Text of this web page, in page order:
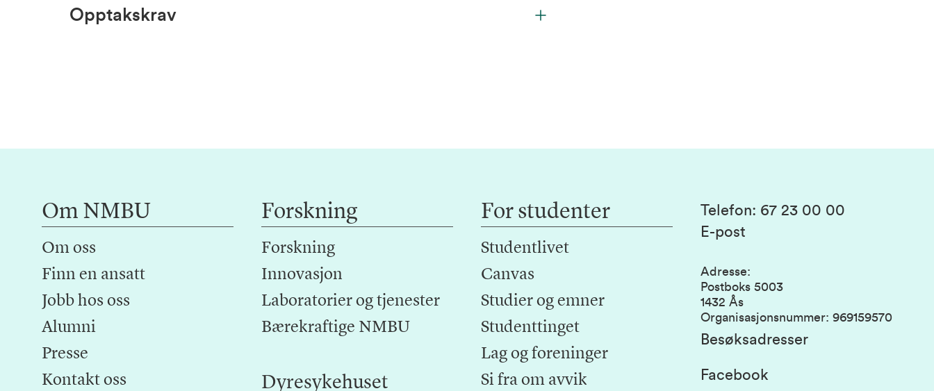
Opptakskrav
Om NMBU
Om oss
Finn en ansatt
Jobb hos oss
Alumni
Presse
Kontakt oss
Forskning
Forskning
Innovasjon
Laboratorier og tjenester
Bærekraftige NMBU
Dyresykehuset
For studenter
Studentlivet
Canvas
Studier og emner
Studenttinget
Lag og foreninger
Si fra om avvik
Telefon: 67 23 00 00
E-post
Adresse:
Postboks 5003
1432 Ås
Organisasjonsnummer: 969159570
Besøksadresser
Facebook